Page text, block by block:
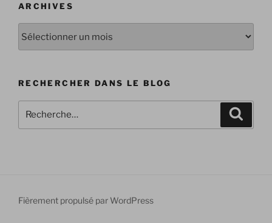
ARCHIVES
RECHERCHER DANS LE BLOG
Fièrement propulsé par WordPress